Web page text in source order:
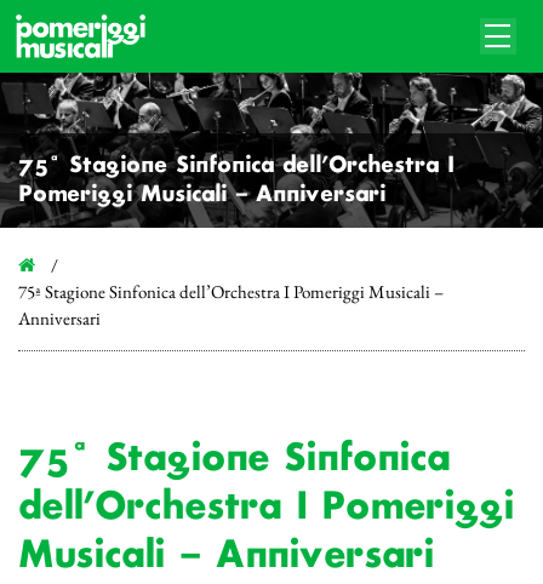
75ª Stagione Sinfonica dell’Orchestra I
Pomeriggi Musicali – Anniversari
75ª Stagione Sinfonica dell’Orchestra I Pomeriggi Musicali –
Anniversari
75ª Stagione Sinfonica
dell’Orchestra I Pomeriggi
Musicali – Anniversari